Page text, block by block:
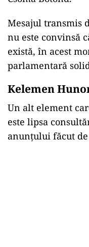
Mesajul transmis
nu este convinsă
există, în acest
parlamentară
Kelemen
Un alt element
este lipsa
anunțului făcut